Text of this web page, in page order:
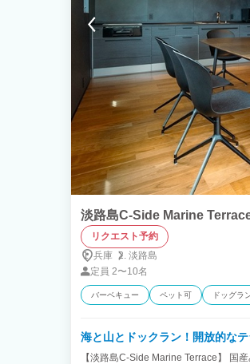
淡路島C-Side Marine
リクエスト予約
兵庫
淡路島
定員 2〜10名
バーベキュー ペット可 ドッグラ
海と山とドックラン！開放的な
【淡路島C-Side Marine Terrace】 国